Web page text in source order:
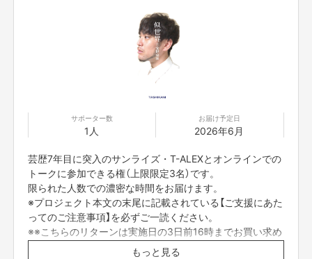
お問い合わせは下記のURLのメッセージからご連絡ください。
https://cf.fany.lol/users/message/view/33836
不良品、発送品間違いの場合は無料で交換させていただきます。到着日から
7日以内に上記問い合わせ先へご連絡ください。それ以上経過しますと返品
をお受け出来ない場合がございます。※サポーターのご都合によるキャンセ
【返品送料】
不良品、発送商品間違いの場合、着払いにて対応いたします。
サポーター数
1人
お届け予定日
2026年6月
芸歴7年目に突入のサンライズ・T-ALEXとオンラインでの
トークに参加できる権（上限限定3名）です。
限られた人数での濃密な時間をお届けます。
※プロジェクト本文の末尾に記載されている【ご支援にあた
ってのご注意事項】を必ずご一読ください。
※※こちらのリターンは実施日の3日前16時までお買い求め
頂けます。)
もっと見る